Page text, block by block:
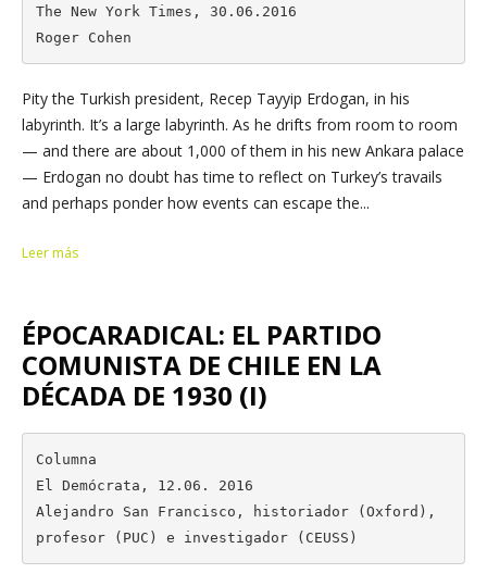
The New York Times, 30.06.2016
Roger Cohen
Pity the Turkish president, Recep Tayyip Erdogan, in his
labyrinth. It’s a large labyrinth. As he drifts from room to room
— and there are about 1,000 of them in his new Ankara palace
— Erdogan no doubt has time to reflect on Turkey’s travails
and perhaps ponder how events can escape the...
Leer más
ÉPOCARADICAL: EL PARTIDO
COMUNISTA DE CHILE EN LA
DÉCADA DE 1930 (I)
Columna
El Demócrata, 12.06. 2016
Alejandro San Francisco, historiador (Oxford),
profesor (PUC) e investigador (CEUSS)